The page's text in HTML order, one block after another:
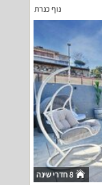
נוף כנרת
8 חדרי שינה